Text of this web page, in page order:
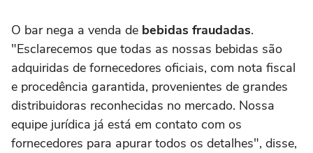
O bar nega a venda de bebidas fraudadas.
"Esclarecemos que todas as nossas bebidas são
adquiridas de fornecedores oficiais, com nota fiscal
e procedência garantida, provenientes de grandes
distribuidoras reconhecidas no mercado. Nossa
equipe jurídica já está em contato com os
fornecedores para apurar todos os detalhes", disse,